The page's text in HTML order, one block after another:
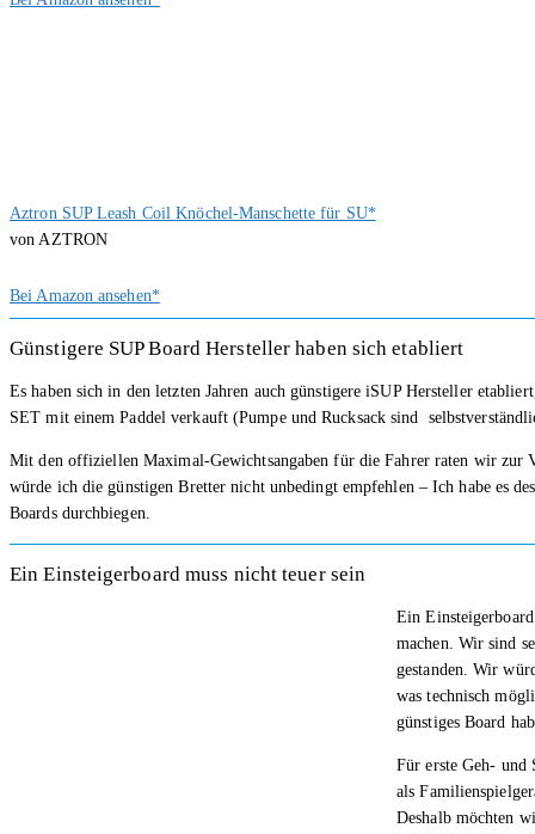
Aztron SUP Leash Coil Knöchel-Manschette für SU*
von AZTRON
Bei Amazon ansehen*
Günstigere SUP Board Hersteller haben sich etabliert
Es haben sich in den letzten Jahren auch günstigere iSUP Hersteller
SET mit einem Paddel verkauft (Pumpe und Rucksack sind
Mit den offiziellen Maximal-Gewichtsangaben für die Fahrer raten wir
würde ich die günstigen Bretter nicht unbedingt empfehlen – Ich habe es
Boards durchbiegen.
Ein Einsteigerboard muss nicht teuer sein
Ein
machen. Wir sind
gestanden. Wir
was technisch
günstiges Board
Für erste Geh- und
als
Deshalb möchten